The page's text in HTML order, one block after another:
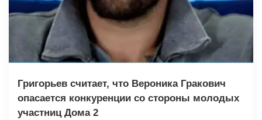
Григорьев считает, что Вероника Гракович
опасается конкуренции со стороны молодых
участниц Дома 2